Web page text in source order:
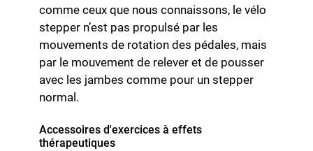
comme ceux que nous connaissons, le vélo
stepper n’est pas propulsé par les
mouvements de rotation des pédales, mais
par le mouvement de relever et de pousser
avec les jambes comme pour un stepper
normal.
Accessoires d'exercices à effets
thérapeutiques